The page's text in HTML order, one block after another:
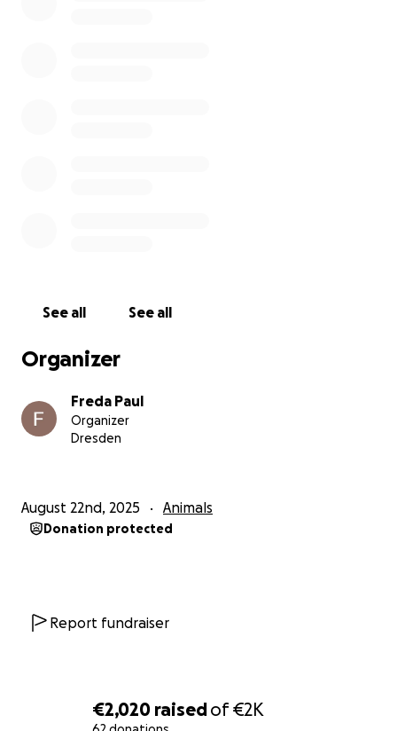
€2,020 raisedof€2K
See all See all
Organizer
Freda Paul
Organizer
Dresden
August 22nd, 2025 Animals
Donation protected
Report fundraiser